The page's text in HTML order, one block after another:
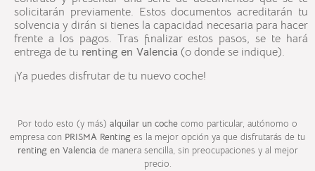
solicitarán previamente. Estos documentos acreditarán tu
solvencia y dirán si tienes la capacidad necesaria para hacer
frente a los pagos. Tras finalizar estos pasos, se te hará
entrega de tu renting en Valencia (o donde se indique).
¡Ya puedes disfrutar de tu nuevo coche!
Por todo esto (y más) alquilar un coche como particular, autónomo o
empresa con PRISMA Renting es la mejor opción ya que disfrutarás de tu
renting en Valencia de manera sencilla, sin preocupaciones y al mejor
precio.